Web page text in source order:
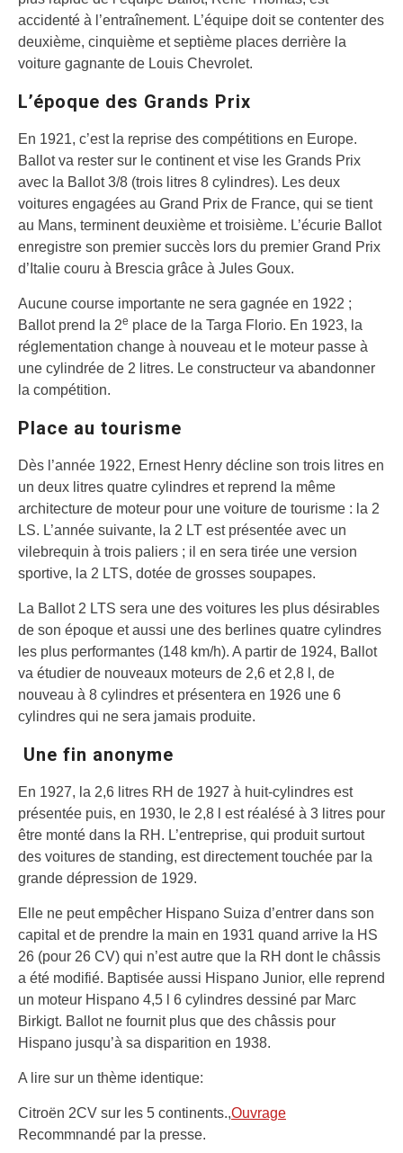
accidenté à l’entraînement. L’équipe doit se contenter des
deuxième, cinquième et septième places derrière la
voiture gagnante de Louis Chevrolet.
L’époque des Grands Prix
En 1921, c’est la reprise des compétitions en Europe.
Ballot va rester sur le continent et vise les Grands Prix
avec la Ballot 3/8 (trois litres 8 cylindres). Les deux
voitures engagées au Grand Prix de France, qui se tient
au Mans, terminent deuxième et troisième. L’écurie Ballot
enregistre son premier succès lors du premier Grand Prix
d’Italie couru à Brescia grâce à Jules Goux.
Aucune course importante ne sera gagnée en 1922 ;
Ballot prend la 2e place de la Targa Florio. En 1923, la
réglementation change à nouveau et le moteur passe à
une cylindrée de 2 litres. Le constructeur va abandonner
la compétition.
Place au tourisme
Dès l’année 1922, Ernest Henry décline son trois litres en
un deux litres quatre cylindres et reprend la même
architecture de moteur pour une voiture de tourisme : la 2
LS. L’année suivante, la 2 LT est présentée avec un
vilebrequin à trois paliers ; il en sera tirée une version
sportive, la 2 LTS, dotée de grosses soupapes.
La Ballot 2 LTS sera une des voitures les plus désirables
de son époque et aussi une des berlines quatre cylindres
les plus performantes (148 km/h). A partir de 1924, Ballot
va étudier de nouveaux moteurs de 2,6 et 2,8 l, de
nouveau à 8 cylindres et présentera en 1926 une 6
cylindres qui ne sera jamais produite.
Une fin anonyme
En 1927, la 2,6 litres RH de 1927 à huit-cylindres est
présentée puis, en 1930, le 2,8 l est réalésé à 3 litres pour
être monté dans la RH. L’entreprise, qui produit surtout
des voitures de standing, est directement touchée par la
grande dépression de 1929.
Elle ne peut empêcher Hispano Suiza d’entrer dans son
capital et de prendre la main en 1931 quand arrive la HS
26 (pour 26 CV) qui n’est autre que la RH dont le châssis
a été modifié. Baptisée aussi Hispano Junior, elle reprend
un moteur Hispano 4,5 l 6 cylindres dessiné par Marc
Birkigt. Ballot ne fournit plus que des châssis pour
Hispano jusqu’à sa disparition en 1938.
A lire sur un thème identique:
Citroën 2CV sur les 5 continents.,Ouvrage
Recommnandé par la presse.